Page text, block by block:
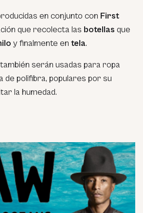
en conjunto con First
que recolecta las botellas que
y finalmente en tela.
serán usadas para ropa
de polifibra, populares por su
la humedad.